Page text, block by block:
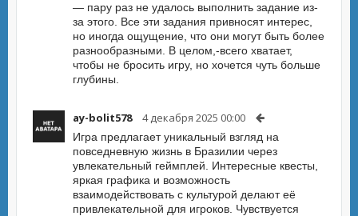
— пару раз не удалось выполнить задание из-
за этого. Все эти задания привносят интерес,
но иногда ощущение, что они могут быть более
разнообразными. В целом,-всего хватает,
чтобы не бросить игру, но хочется чуть больше
глубины.
ay-bolit578 4 декабря 2025 00:00
Игра предлагает уникальный взгляд на
повседневную жизнь в Бразилии через
увлекательный геймплей. Интересные квесты,
яркая графика и возможность
взаимодействовать с культурой делают её
привлекательной для игроков. Чувствуется